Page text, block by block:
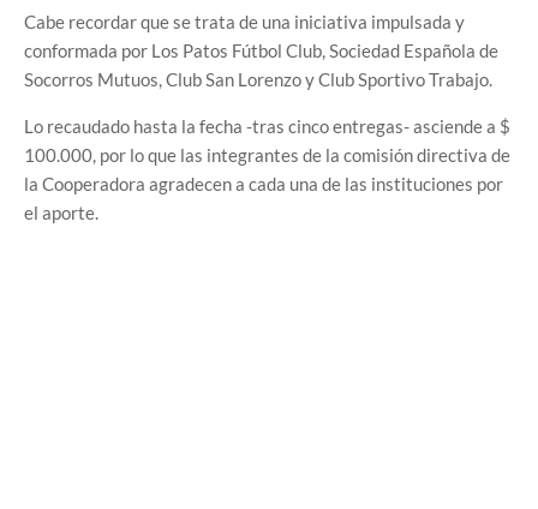
Cabe recordar que se trata de una iniciativa impulsada y
conformada por Los Patos Fútbol Club, Sociedad Española de
Socorros Mutuos, Club San Lorenzo y Club Sportivo Trabajo.
Lo recaudado hasta la fecha -tras cinco entregas- asciende a $
100.000, por lo que las integrantes de la comisión directiva de
la Cooperadora agradecen a cada una de las instituciones por
el aporte.